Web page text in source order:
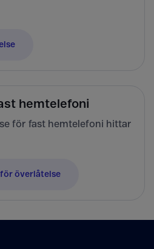
hemtelefoni
för fast hemtelefoni hittar
överlåtelse